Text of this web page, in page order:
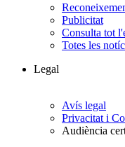
Publicitat
Consulta tot
Totes les
Legal
Avís legal
Privacitat i
Audiència